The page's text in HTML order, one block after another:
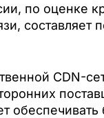
по оценке
составляет
CDN-